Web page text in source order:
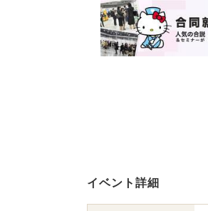
イベント詳細